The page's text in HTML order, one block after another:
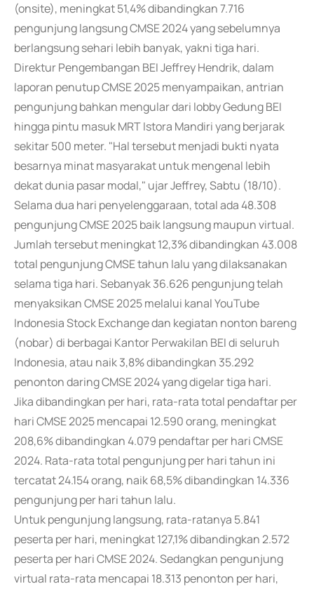
(onsite), meningkat 51,4% dibandingkan 7.716
pengunjung langsung CMSE 2024 yang sebelumnya
berlangsung sehari lebih banyak, yakni tiga hari.
Direktur Pengembangan BEI Jeffrey Hendrik, dalam
laporan penutup CMSE 2025 menyampaikan, antrian
pengunjung bahkan mengular dari lobby Gedung BEI
hingga pintu masuk MRT Istora Mandiri yang berjarak
sekitar 500 meter. "Hal tersebut menjadi bukti nyata
besarnya minat masyarakat untuk mengenal lebih
dekat dunia pasar modal," ujar Jeffrey, Sabtu (18/10).
Selama dua hari penyelenggaraan, total ada 48.308
pengunjung CMSE 2025 baik langsung maupun virtual.
Jumlah tersebut meningkat 12,3% dibandingkan 43.008
total pengunjung CMSE tahun lalu yang dilaksanakan
selama tiga hari. Sebanyak 36.626 pengunjung telah
menyaksikan CMSE 2025 melalui kanal YouTube
Indonesia Stock Exchange dan kegiatan nonton bareng
(nobar) di berbagai Kantor Perwakilan BEI di seluruh
Indonesia, atau naik 3,8% dibandingkan 35.292
penonton daring CMSE 2024 yang digelar tiga hari.
Jika dibandingkan per hari, rata-rata total pendaftar per
hari CMSE 2025 mencapai 12.590 orang, meningkat
208,6% dibandingkan 4.079 pendaftar per hari CMSE
2024. Rata-rata total pengunjung per hari tahun ini
tercatat 24.154 orang, naik 68,5% dibandingkan 14.336
pengunjung per hari tahun lalu.
Untuk pengunjung langsung, rata-ratanya 5.841
peserta per hari, meningkat 127,1% dibandingkan 2.572
peserta per hari CMSE 2024. Sedangkan pengunjung
virtual rata-rata mencapai 18.313 penonton per hari,